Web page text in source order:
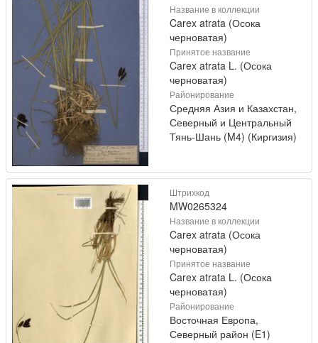
Название в коллекции
Carex atrata (Осока
черноватая)
Принятое название
Carex atrata L. (Осока
черноватая)
Районирование
Средняя Азия и Казахстан,
Северный и Центральный
Тянь-Шань (M4) (Киргизия)
Штрихкод
MW0265324
Название в коллекции
Carex atrata (Осока
черноватая)
Принятое название
Carex atrata L. (Осока
черноватая)
Районирование
Восточная Европа,
Северный район (E1)